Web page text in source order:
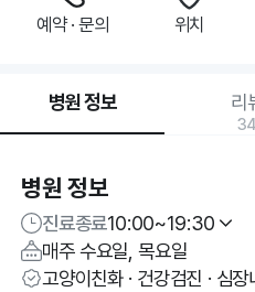
예약 · 문의 위치
병원 정보 리
34
병원 정보
진료종료10:00~19:30
매주 수요일, 목요일
고양이친화 · 건강검진 · 심